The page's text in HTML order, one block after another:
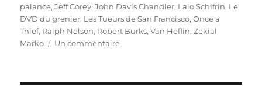
palance,Jeff Corey,John Davis Chandler, Lalo Schifrin, Le
DVD du grenier, Les Tueurs de San Francisco,Once a
Thief, Ralph Nelson, Robert Burks,Van Heflin,Zekial
Marko
Un commentairesur